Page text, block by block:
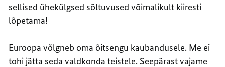
sellised ühekülgsed sõltuvused võimalikult kiiresti
lõpetama!
Euroopa võlgneb oma õitsengu kaubandusele. Me ei
tohi jätta seda valdkonda teistele. Seepärast vajame